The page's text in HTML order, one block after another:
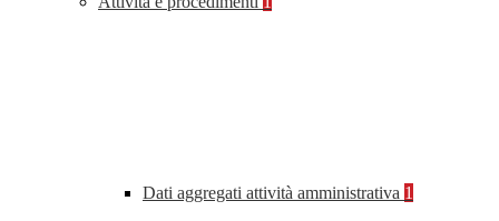
Dati aggregati attività amministrativa 1